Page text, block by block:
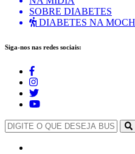
SOBRE DIABETES
DIABETES NA
Siga-nos nas redes sociais: